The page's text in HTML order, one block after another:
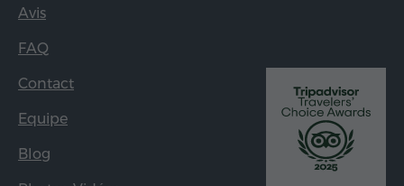
Avis
FAQ
Contact
Equipe
Blog